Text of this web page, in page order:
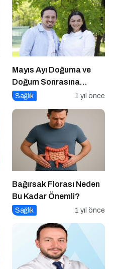
Mayıs Ayı Doğuma ve
Doğum Sonrasına
Hazırlık Atölyesi
Sağlık 1 yıl önce
Bağırsak Florası Neden
Bu Kadar Önemli?
Sağlık 1 yıl önce